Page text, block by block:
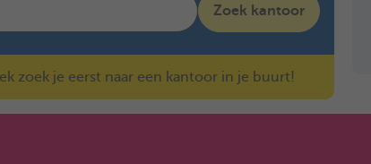
Zoek kantoor
zoek je eerst naar een kantoor in je buurt!